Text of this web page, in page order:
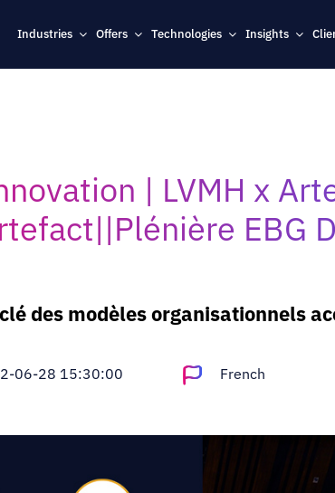
Industries Offers Technologies Insights
| LVMH x
EBG
des modèles organisationnels
06-28 15:30:00 French